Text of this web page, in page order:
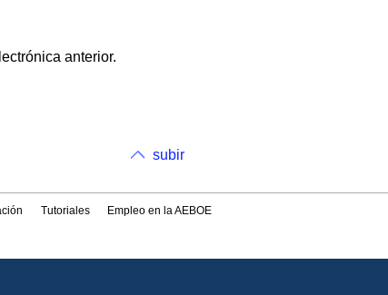
anterior.
subir
Tutoriales Empleo en la AEBOE